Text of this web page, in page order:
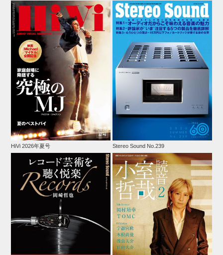
HiVi 2026年夏号 Stereo Sound No.239